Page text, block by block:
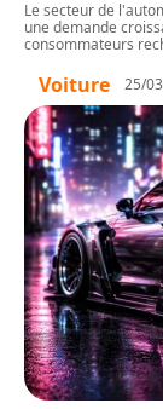
Le secteur de
une demande
consommateurs
Voiture 25/